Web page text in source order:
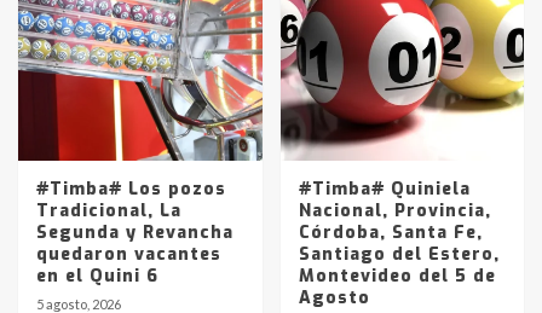
#Timba# Los pozos
Tradicional, La
Segunda y Revancha
quedaron vacantes
en el Quini 6
5 agosto, 2026
#Timba# Quiniela
Nacional, Provincia,
Córdoba, Santa Fe,
Santiago del Estero,
Montevideo del 5 de
Agosto